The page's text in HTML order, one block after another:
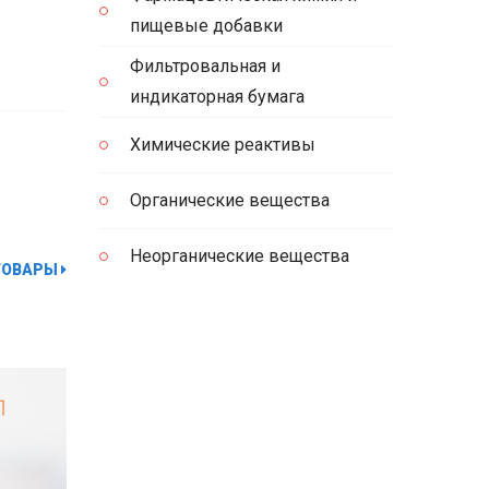
пищевые добавки
Фильтровальная и
индикаторная бумага
Химические реактивы
Органические вещества
Неорганические вещества